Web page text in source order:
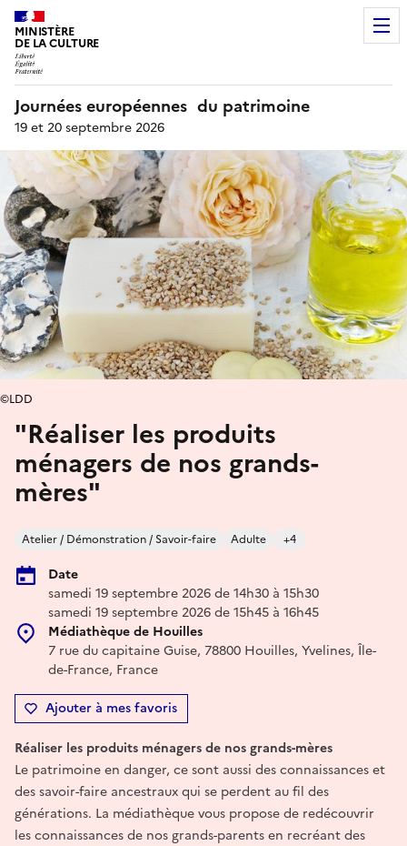
MINISTÈRE
DE LA CULTURE
Journées européennes du patrimoine
19 et 20 septembre 2026
"Réaliser les produits
ménagers de nos grands-
mères"
Atelier / Démonstration / Savoir-faire Adulte +4
Date
samedi 19 septembre 2026 de 14h30 à 15h30
samedi 19 septembre 2026 de 15h45 à 16h45
Médiathèque de Houilles
7 rue du capitaine Guise, 78800 Houilles, Yvelines, Île-
de-France, France
Ajouter à mes favoris
©LDD
Réaliser les produits ménagers de nos grands-mères
Le patrimoine en danger, ce sont aussi des connaissances et
des savoir-faire ancestraux qui se perdent au fil des
générations. La médiathèque vous propose de redécouvrir
les connaissances de nos grands-parents en recréant des